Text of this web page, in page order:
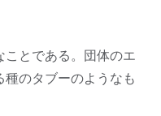
ことである。団体のエ
のタブーのようなも